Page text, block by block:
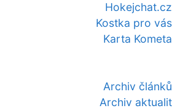
Hokejchat.cz
Kostka pro vás
Karta Kometa
Archiv článků
Archiv aktualit